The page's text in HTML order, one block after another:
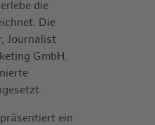
die
Die
Journalist
GmbH.
ein